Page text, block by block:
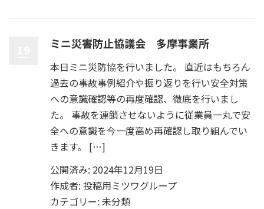
ミニ災害防止協議会 多摩事業所
本日ミニ災防協を行いました。 直近はもちろん
過去の事故事例紹介や振り返りを行い安全対策
への意識確認等の再度確認、徹底を行いまし
た。 事故を連鎖させないように従業員一丸で安
全への意識を今一度高め再確認し取り組んでい
きます。 […]
公開済み: 2024年12月19日
作成者: 投稿用ミツワグループ
カテゴリー: 未分類